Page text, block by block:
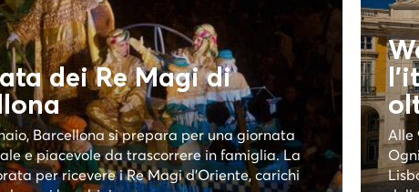
dei Re Magi di
Barcellona si prepara per una giornata
e piacevole da trascorrere in famiglia. La
per ricevere i Re Magi d'Oriente, carichi
Alle